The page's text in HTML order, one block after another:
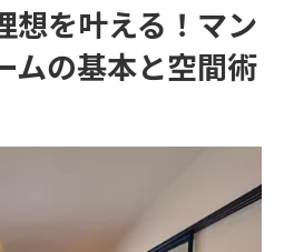
リノベーションで暮らしを
買い手・借り手に選ばれる
想を叶える！マン
ムの基本と空間術